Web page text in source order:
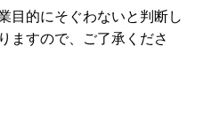
目的にそぐわないと判断し
ますので、ご了承くださ